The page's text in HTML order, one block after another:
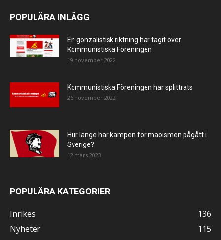
POPULÄRA INLÄGG
En gonzalistisk riktning har tagit över
Kommunistiska Föreningen
19 november 2022
Kommunistiska Föreningen har splittrats
26 november 2022
Hur länge har kampen för maoismen pågått i
Sverige?
12 mars 2023
POPULÄRA KATEGORIER
Inrikes
136
Nyheter
115